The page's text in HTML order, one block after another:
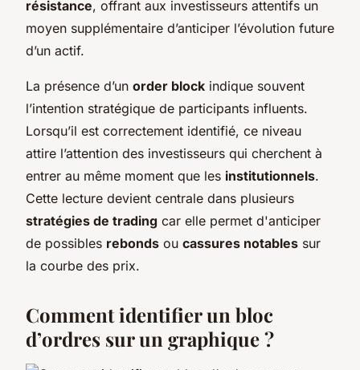
résistance, offrant aux investisseurs attentifs un
moyen supplémentaire d’anticiper l’évolution future
d’un actif.
La présence d’un order block indique souvent
l’intention stratégique de participants influents.
Lorsqu’il est correctement identifié, ce niveau
attire l’attention des investisseurs qui cherchent à
entrer au même moment que les institutionnels.
Cette lecture devient centrale dans plusieurs
stratégies de trading car elle permet d'anticiper
de possibles rebonds ou cassures notables sur
la courbe des prix.
Comment identifier un bloc
d’ordres sur un graphique ?